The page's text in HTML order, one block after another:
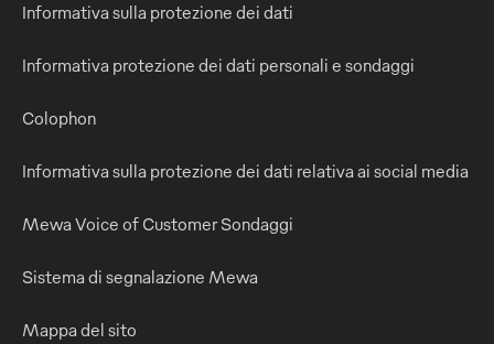
Informativa sulla protezione dei dati
Informativa protezione dei dati personali e sondaggi
Colophon
Informativa sulla protezione dei dati relativa ai social media
Mewa Voice of Customer Sondaggi
Sistema di segnalazione Mewa
Mappa del sito